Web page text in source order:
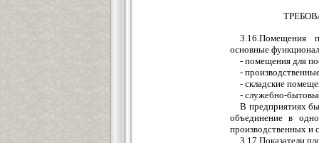
3.16.Помещения
основные
- помещения для
-
- складские
- служебно-
В предприятиях
объединение в
производственных и
3.17.Показатели